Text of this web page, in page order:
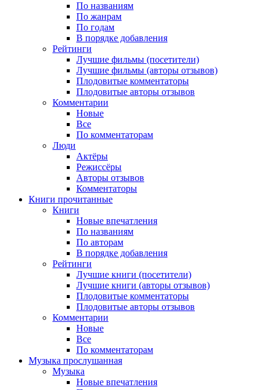
По названиям
По жанрам
По годам
В порядке добавления
Рейтинги
Лучшие фильмы (посетители)
Лучшие фильмы (авторы отзывов)
Плодовитые комментаторы
Плодовитые авторы отзывов
Комментарии
Новые
Все
По комментаторам
Люди
Актёры
Режиссёры
Авторы отзывов
Комментаторы
Книги прочитанные
Книги
Новые впечатления
По названиям
По авторам
В порядке добавления
Рейтинги
Лучшие книги (посетители)
Лучшие книги (авторы отзывов)
Плодовитые комментаторы
Плодовитые авторы отзывов
Комментарии
Новые
Все
По комментаторам
Музыка прослушанная
Музыка
Новые впечатления